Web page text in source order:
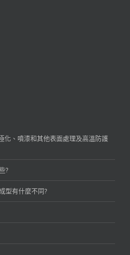
化、噴漆和其他表面處理及高溫防護
?
型有什麼不同?